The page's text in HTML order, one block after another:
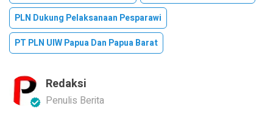
PLN Dukung Pelaksanaan Pesparawi
PT PLN UIW Papua Dan Papua Barat
Redaksi
Penulis Berita